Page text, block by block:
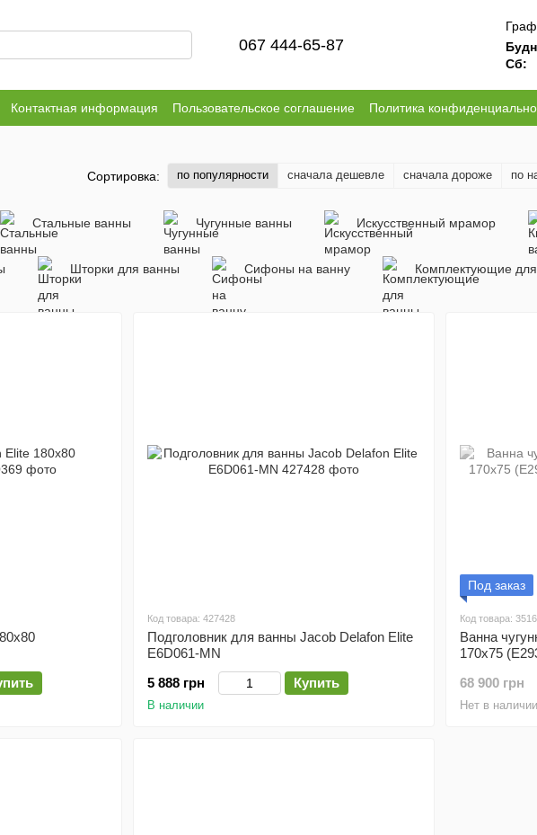
067 444-65-87
Сб:
Контактная информация Пользовательское соглашение
Политика
Сортировка: по популярности сначала дешевле сначала дороже по
Стальные ванны Чугунные ванны Искусственный мрамор
Шторки для ванны Сифоны на ванну Комплектующие
Код товара: 427428
Подголовник для ванны Jacob Delafon Elite
E6D061-MN
5 888 грн
Купить
В наличии
Под заказ
Код товара:
Ванна
170x75
68 900 грн
Нет в наличии